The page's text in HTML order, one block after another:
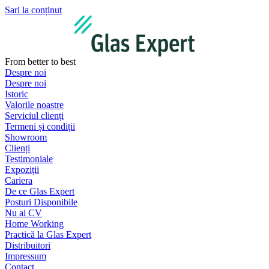
Sari la conținut
From better to best
Despre noi
Despre noi
Istoric
Valorile noastre
Serviciul clienți
Termeni și condiții
Showroom
Clienți
Testimoniale
Expoziții
Cariera
De ce Glas Expert
Posturi Disponibile
Nu ai CV
Home Working
Practică la Glas Expert
Distribuitori
Impressum
Contact